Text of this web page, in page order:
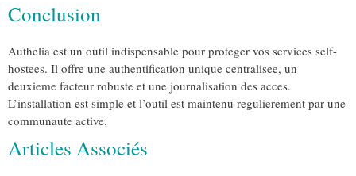
Conclusion
Authelia est un outil indispensable pour proteger vos services self-
hostees. Il offre une authentification unique centralisee, un
deuxieme facteur robuste et une journalisation des acces.
L’installation est simple et l’outil est maintenu regulierement par une
communaute active.
Articles Associés